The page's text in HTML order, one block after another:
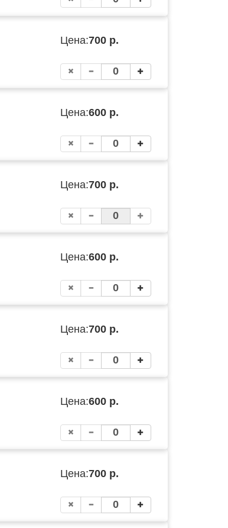
Цена:700 р.
Цена:600 р.
Цена:700 р.
Цена:600 р.
Цена:700 р.
Цена:600 р.
Цена:700 р.